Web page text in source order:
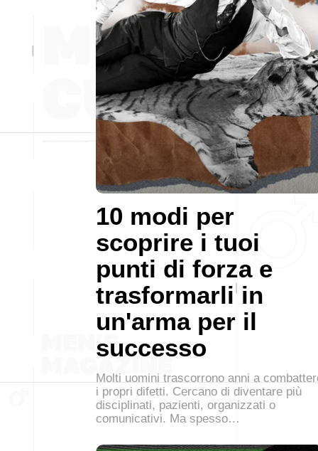
10 modi per
scoprire i tuoi
punti di forza e
trasformarli in
un'arma per il
successo
Molti uomini trascorrono anni a
i propri difetti. Cercano di diventare più
disciplinati, pazienti, organizzati o
comunicativi. Ma spesso…